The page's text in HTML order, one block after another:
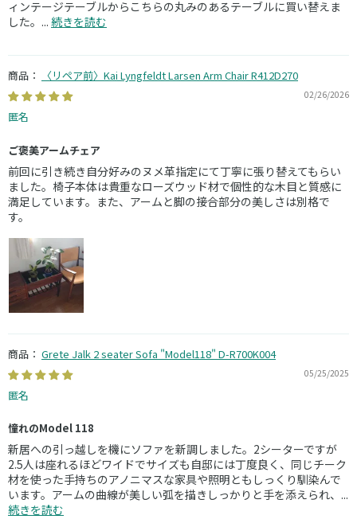
ィンテージテーブルからこちらの丸みのあるテーブルに買い替えま
した。... 続きを読む
〈リペア前〉Kai Lyngfeldt Larsen Arm Chair R412D270
02/26/2026
匿名
ご褒美アームチェア
前回に引き続き自分好みのヌメ革指定にて丁寧に張り替えてもらい
ました。椅子本体は貴重なローズウッド材で個性的な木目と質感に
満足しています。また、アームと脚の接合部分の美しさは別格で
す。
Grete Jalk 2 seater Sofa "Model118" D-R700K004
05/25/2025
匿名
憧れのModel 118
新居への引っ越しを機にソファを新調しました。2シーターですが
2.5人は座れるほどワイドでサイズも自邸には丁度良く、同じチーク
材を使った手持ちのアノニマスな家具や照明ともしっくり馴染んで
います。アームの曲線が美しい弧を描きしっかりと手を添えられ、...
続きを読む